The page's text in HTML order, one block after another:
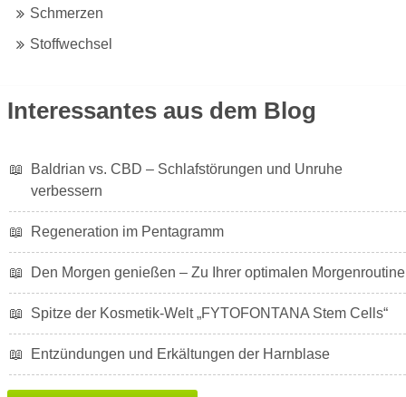
Schmerzen
Stoffwechsel
Interessantes aus dem Blog
📖
Baldrian vs. CBD – Schlafstörungen und Unruhe
verbessern
📖 Regeneration im Pentagramm
📖 Den Morgen genießen – Zu Ihrer optimalen Morgenroutine
📖 Spitze der Kosmetik-Welt „FYTOFONTANA Stem Cells“
📖 Entzündungen und Erkältungen der Harnblase